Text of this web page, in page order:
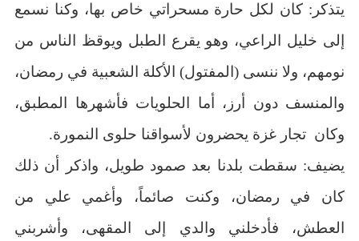
يتذكر: كان لكل حارة مسحراتي خاص بها، وكنا نسمع
إلى خليل الراعي، وهو يقرع الطبل ويوقظ الناس من
نومهم، ولا ننسى (المفتول) الأكلة الشعبية في رمضان،
والمنسف دون أرز، أما الحلويات فأشهرها المطبق،
وكان تجار غزة يحضرون لأسواقنا حلوى النمورة.
يضيف: سقطت بلدنا بعد صمود طويل، واذكر أن ذلك
كان في رمضان، وكنت صائماً، وأغمي علي من
العطش، فأدخلني والدي إلى المقهى، وأشربني